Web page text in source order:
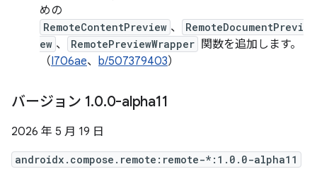
めの
RemoteContentPreview 、
RemoteDocumentPrevi
ew 、 RemotePreviewWrapper 関数を追加します。
（I706ae、 b/507379403）
バージョン 1.0.0-alpha11
2026 年 5 月 19 日
androidx.compose.remote:remote-*:1.0.0-alpha11